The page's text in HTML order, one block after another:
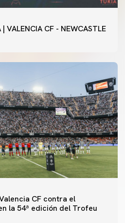
VALENCIA CF - NEWCASTLE
CF contra el
la 54ª edición del Trofeu